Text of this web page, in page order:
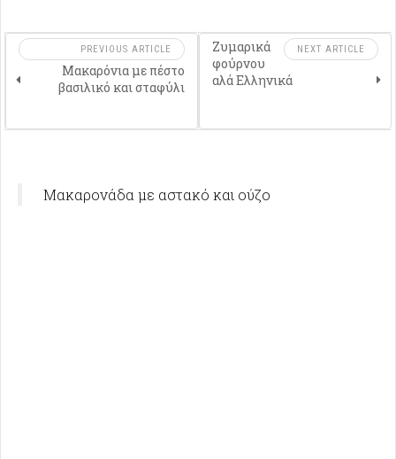
PREVIOUS ARTICLE
Μακαρόνια με πέστο
βασιλικό και σταφύλι
NEXT ARTICLE
Ζυμαρικά
φούρνου
αλά Ελληνικά
Μακαρονάδα με αστακό και ούζο